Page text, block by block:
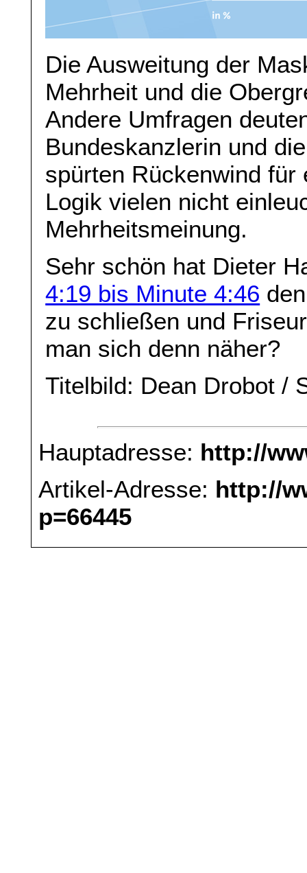
Die Ausweitung der
Mehrheit und die
Andere Umfragen
Bundeskanzlerin und
spürten Rückenwind für
Logik vielen nicht
Mehrheitsmeinung.
Sehr schön hat Dieter
4:19 bis Minute 4:46
zu schließen und
man sich denn näher?
Titelbild: Dean Drobot /
Hauptadresse: http://
Artikel-Adresse: http://
p=66445